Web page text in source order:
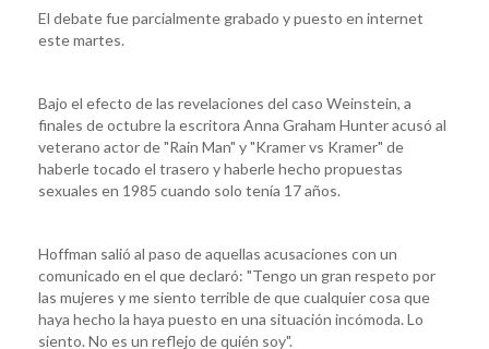
El debate fue parcialmente grabado y puesto en internet
este martes.
Bajo el efecto de las revelaciones del caso Weinstein, a
finales de octubre la escritora Anna Graham Hunter acusó al
veterano actor de "Rain Man" y "Kramer vs Kramer" de
haberle tocado el trasero y haberle hecho propuestas
sexuales en 1985 cuando solo tenía 17 años.
Hoffman salió al paso de aquellas acusaciones con un
comunicado en el que declaró: "Tengo un gran respeto por
las mujeres y me siento terrible de que cualquier cosa que
haya hecho la haya puesto en una situación incómoda. Lo
siento. No es un reflejo de quién soy".